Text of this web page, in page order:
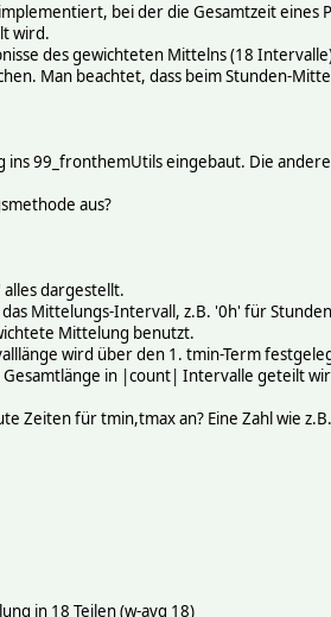
bei der die Gesamtzeit
wird.
des gewichteten Mittelns (18
Man beachtet, dass beim Stunden-
99_fronthemUtils eingebaut. Die
aus?
dargestellt.
Mittelungs-Intervall, z.B. '0h' für
Mittelung benutzt.
wird über den 1. tmin-Term
in |count| Intervalle geteilt
Zeiten für tmin,tmax an? Eine Zahl wie
in 18 Teilen (w-avg 18)